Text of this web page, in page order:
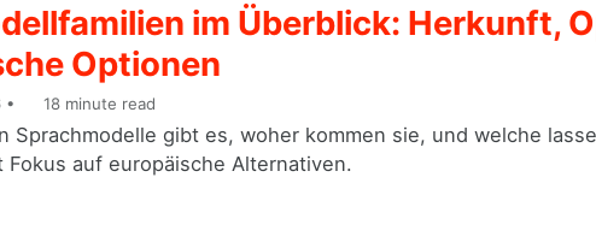
im Überblick: Herkunft,
Optionen
18 minute read
Sprachmodelle gibt es, woher kommen sie, und welche
Fokus auf europäische Alternativen.